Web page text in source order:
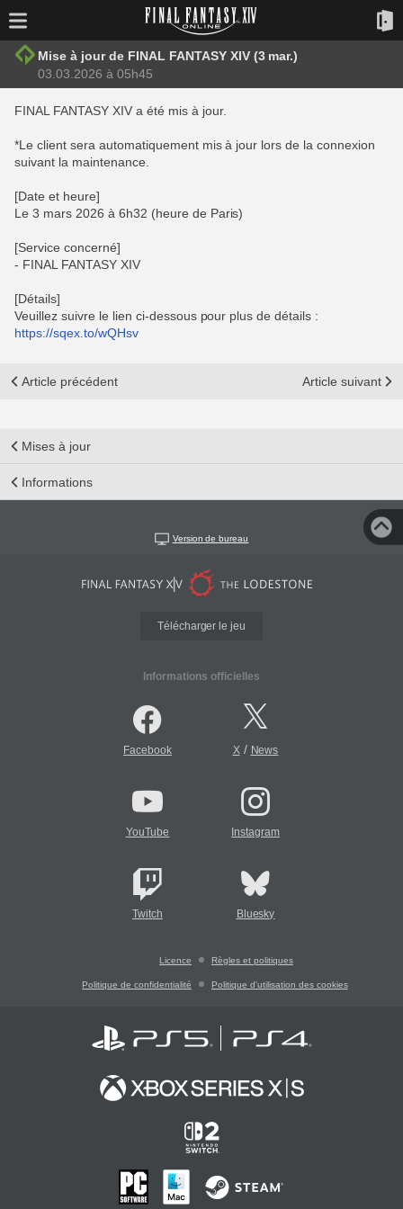
Mise à jour de FINAL FANTASY XIV (3 mar.)
03.03.2026 à 05h45
FINAL FANTASY XIV a été mis à jour.
*Le client sera automatiquement mis à jour lors de la connexion
suivant la maintenance.
[Date et heure]
Le 3 mars 2026 à 6h32 (heure de Paris)
[Service concerné]
- FINAL FANTASY XIV
[Détails]
Veuillez suivre le lien ci-dessous pour plus de détails :
https://sqex.to/wQHsv
Article précédent Article suivant
Mises à jour
Informations
Version de bureau
Télécharger le jeu
Informations officielles
Facebook X/ News
YouTube Instagram
Twitch Bluesky
Licence Règles et politiques
Politique de confidentialité Politique d'utilisation des cookies